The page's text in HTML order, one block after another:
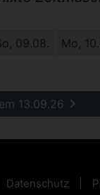
09.08. Mo,
13.09.26
Datenschutz